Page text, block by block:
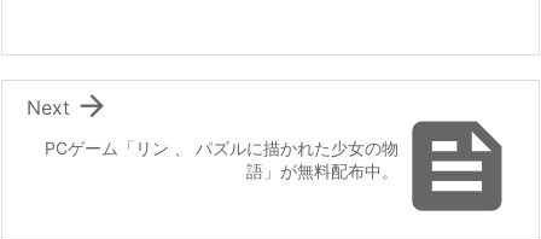

PCゲーム「リン 、 パズルに描かれた少女の物
語」が無料配布中。

Next